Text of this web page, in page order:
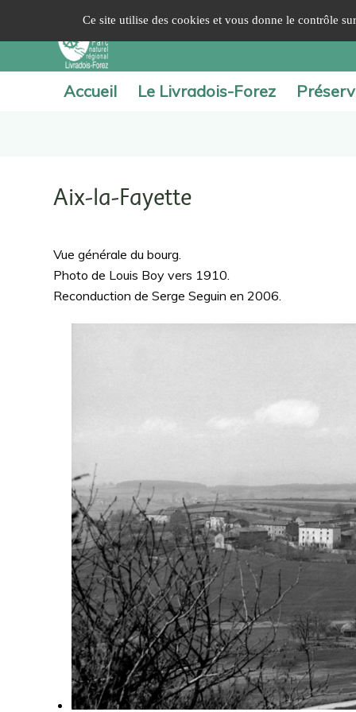
Accueil Le Livradois-Forez
Aix-la-Fayette
Vue générale du bourg.
Photo de Louis Boy vers 1910.
Reconduction de Serge Seguin en 2006.
Ce site utilise des cookies et vous donne le contrôle